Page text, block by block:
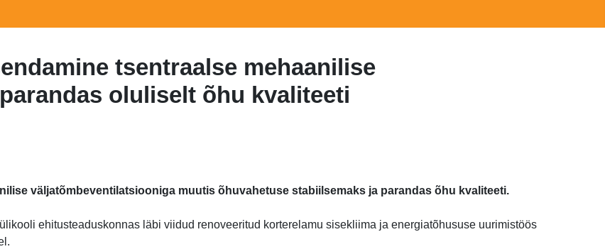
tsentraalse mehaanilise
oluliselt õhu kvaliteeti
väljatõmbeventilatsiooniga muutis õhuvahetuse stabiilsemaks ja parandas õhu kvaliteeti.
ehitusteaduskonnas läbi viidud renoveeritud korterelamu sisekliima ja energiatõhususe uurimistöös